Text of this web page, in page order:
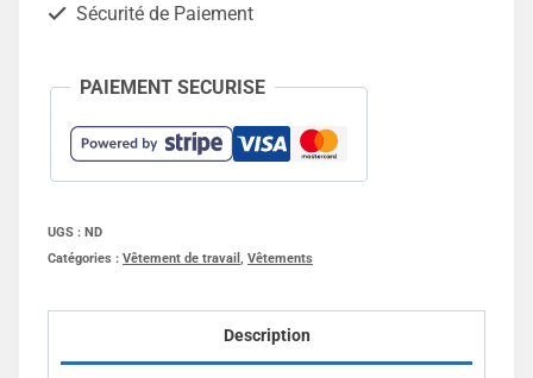
Sécurité de Paiement
PAIEMENT SECURISE
UGS : ND
Catégories : Vêtement de travail Vêtements
Description